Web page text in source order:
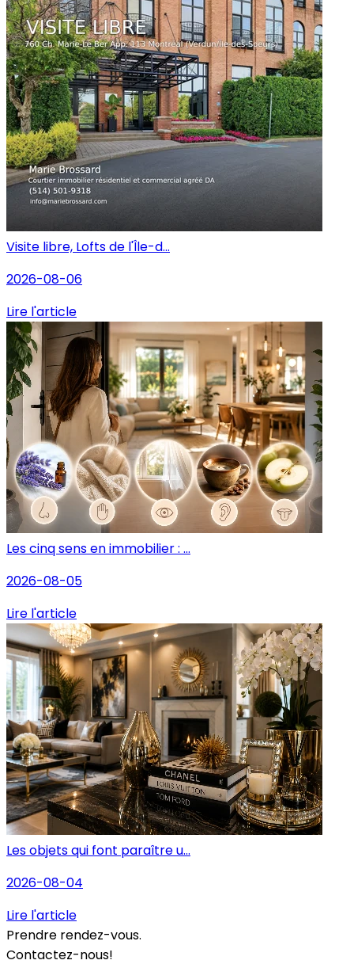
Visite libre, Lofts de l'Île-d...
2026-08-06
Lire l'article
Les cinq sens en immobilier : ...
2026-08-05
Lire l'article
Les objets qui font paraître u...
2026-08-04
Lire l'article
Prendre rendez-vous.
Contactez-nous!